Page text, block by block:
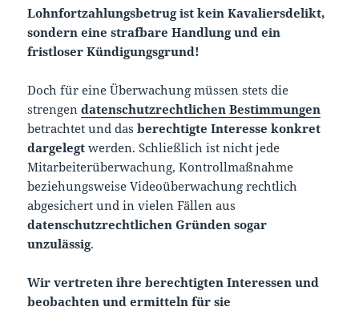
Lohnfortzahlungsbetrug ist kein Kavaliersdelikt,
sondern eine strafbare Handlung und ein
fristloser Kündigungsgrund!
Doch für eine Überwachung müssen stets die
strengendatenschutzrechtlichen Bestimmungen
betrachtet und dasberechtigte Interesse konkret
dargelegt werden. Schließlich ist nicht jede
Mitarbeiterüberwachung, Kontrollmaßnahme
beziehungsweise Videoüberwachung rechtlich
abgesichert und in vielen Fällen aus
datenschutzrechtlichen Gründen sogar
unzulässig.
Wir vertreten ihre berechtigten Interessen und
beobachten und ermitteln für sie